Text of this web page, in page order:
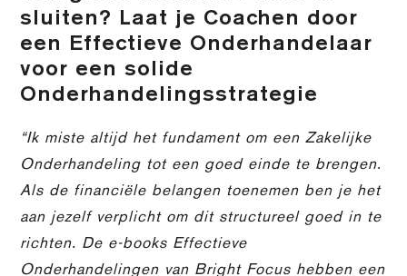
Bright
Focus
quantity
sluiten? Laat je Coachen door
een Effectieve Onderhandelaar
voor een solide
Onderhandelingsstrategie
“Ik miste altijd het fundament om een Zakelijke
Onderhandeling tot een goed einde te brengen.
Als de financiële belangen toenemen ben je het
aan jezelf verplicht om dit structureel goed in te
richten. De e-books Effectieve
Onderhandelingen van Bright Focus hebben een